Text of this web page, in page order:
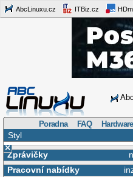
AbcLinuxu.cz ITBiz.cz
Poradna FAQ Hardware
Styl
×
Zprávičky
Pracovní nabídky